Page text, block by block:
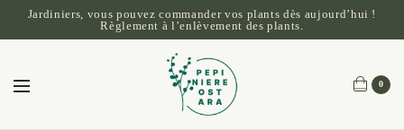
Jardiniers, vous pouvez commander vos plants dès aujourd’hui !
Règlement à l’enlèvement des plants.
0